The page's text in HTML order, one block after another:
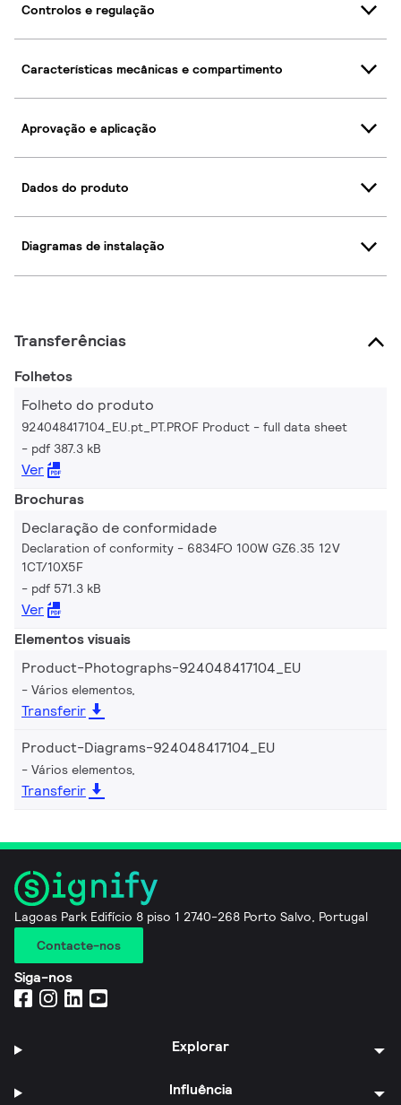
Controlos e regulação
Características mecânicas e compartimento
Aprovação e aplicação
Dados do produto
Diagramas de instalação
Transferências
Folhetos
Folheto do produto
924048417104_EU.pt_PT.PROF Product - full data sheet
pdf 387.3 kB
Ver
Brochuras
Declaração de conformidade
Declaration of conformity - 6834FO 100W GZ6.35 12V
1CT/10X5F
pdf 571.3 kB
Ver
Elementos visuais
Product-Photographs-924048417104_EU
Vários elementos,
Transferir
Product-Diagrams-924048417104_EU
Vários elementos,
Transferir
Lagoas Park Edifício 8 piso 1 2740-268 Porto Salvo, Portugal
Contacte-nos
Siga-nos
Explorar
Influência